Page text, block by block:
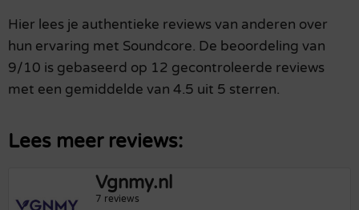
Hier lees je authentieke reviews van anderen over
hun ervaring met Soundcore. De beoordeling van
9/10 is gebaseerd op 12 gecontroleerde reviews
met een gemiddelde van 4.5 uit 5 sterren.
Lees meer reviews:
Vgnmy.nl
7 reviews